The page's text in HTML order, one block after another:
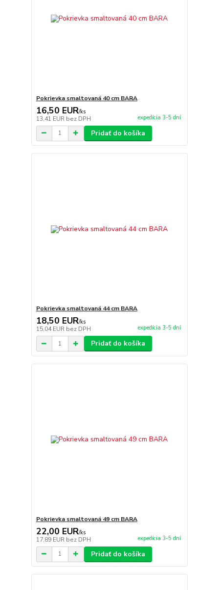
Pokrievka smaltovaná 40 cm BARA
16,50 EUR/ks
13,41 EUR bez DPH expedícia 3-5 dní
Pridať do košíka
Pokrievka smaltovaná 44 cm BARA
18,50 EUR/ks
15,04 EUR bez DPH expedícia 3-5 dní
Pridať do košíka
Pokrievka smaltovaná 49 cm BARA
22,00 EUR/ks
17,89 EUR bez DPH expedícia 3-5 dní
Pridať do košíka